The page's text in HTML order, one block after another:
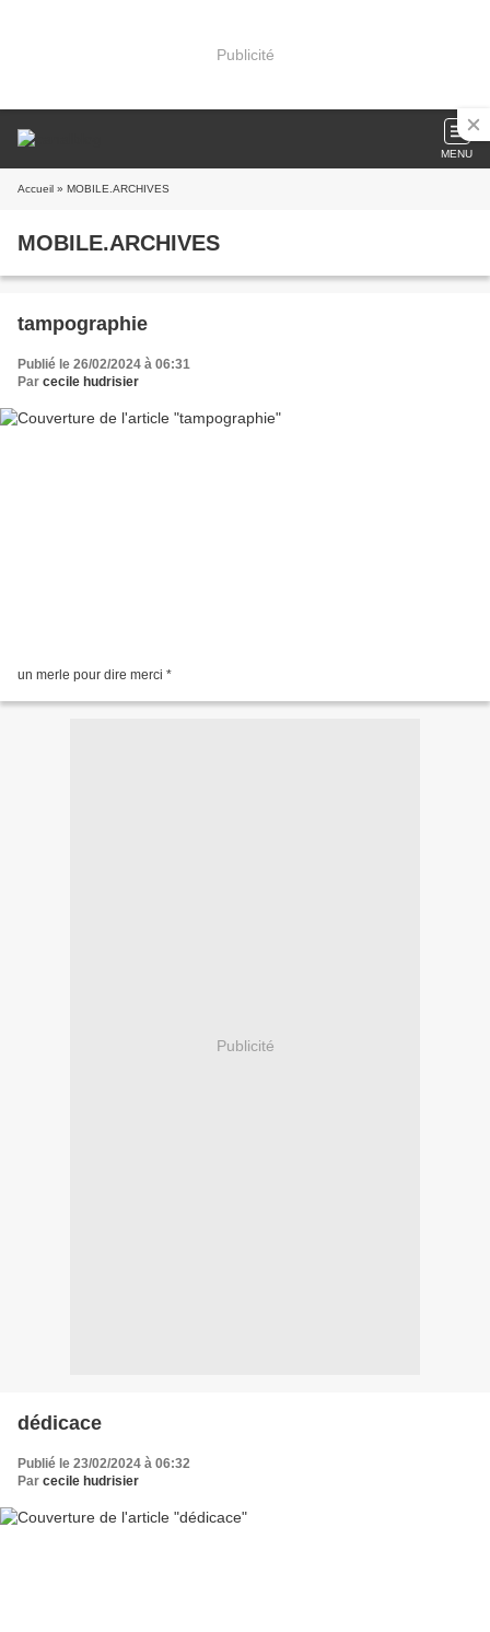
Publicité
MENU
Accueil » MOBILE.ARCHIVES
MOBILE.ARCHIVES
tampographie
Publié le 26/02/2024 à 06:31
Par cecile hudrisier
un merle pour dire merci *
Publicité
dédicace
Publié le 23/02/2024 à 06:32
Par cecile hudrisier